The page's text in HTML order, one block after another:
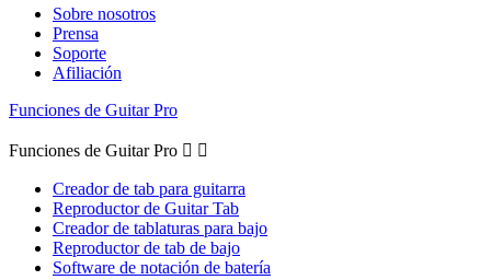
Sobre nosotros
Prensa
Soporte
Afiliación
Funciones de Guitar Pro
Funciones de Guitar Pro  
Creador de tab para guitarra
Reproductor de Guitar Tab
Creador de tablaturas para bajo
Reproductor de tab de bajo
Software de notación de batería